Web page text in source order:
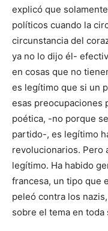
explicó que
políticos cuando la
circunstancia del
ya no lo dijo él-
en cosas que no
es legítimo que si un
esas preocupaciones
poética, -no porque
partido-, es legítimo
revolucionarios. Pero
legítimo. Ha habido
francesa, un tipo que
peleó contra los
sobre el tema en toda